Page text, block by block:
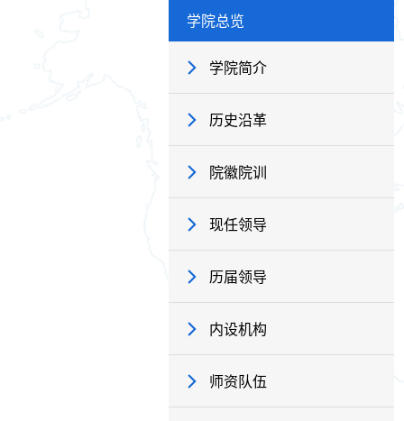
学院总览
学院简介
历史沿革
院徽院训
现任领导
历届领导
内设机构
师资队伍